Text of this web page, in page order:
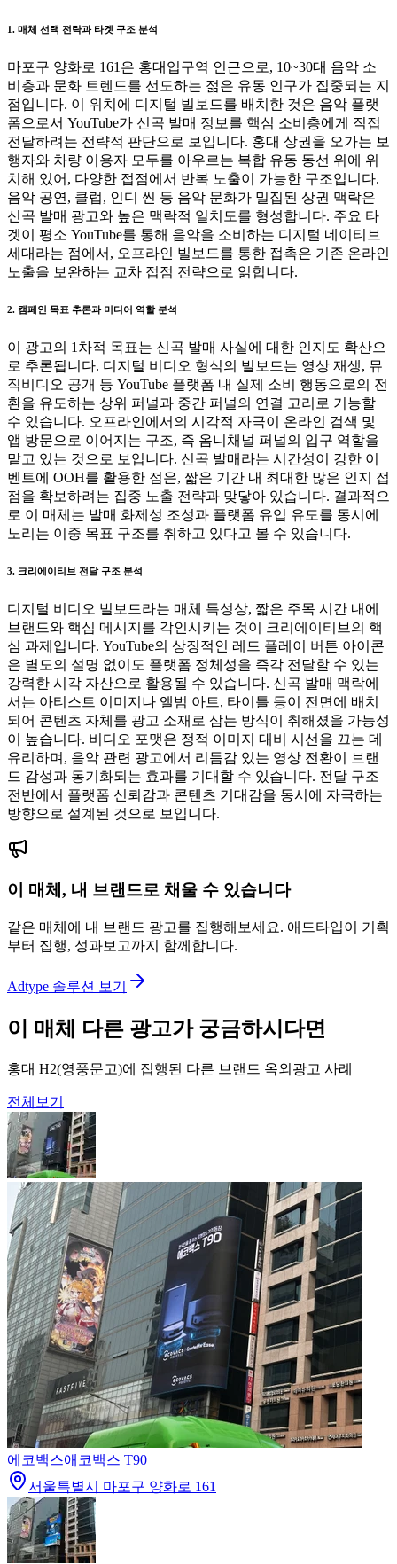
1. 매체 선택 전략과 타겟 구조 분석
마포구 양화로 161은 홍대입구역 인근으로, 10~30대 음악 소
비층과 문화 트렌드를 선도하는 젊은 유동 인구가 집중되는 지
점입니다. 이 위치에 디지털 빌보드를 배치한 것은 음악 플랫
폼으로서 YouTube가 신곡 발매 정보를 핵심 소비층에게 직접
전달하려는 전략적 판단으로 보입니다. 홍대 상권을 오가는 보
행자와 차량 이용자 모두를 아우르는 복합 유동 동선 위에 위
치해 있어, 다양한 접점에서 반복 노출이 가능한 구조입니다.
음악 공연, 클럽, 인디 씬 등 음악 문화가 밀집된 상권 맥락은
신곡 발매 광고와 높은 맥락적 일치도를 형성합니다. 주요 타
겟이 평소 YouTube를 통해 음악을 소비하는 디지털 네이티브
세대라는 점에서, 오프라인 빌보드를 통한 접촉은 기존 온라인
노출을 보완하는 교차 접점 전략으로 읽힙니다.
2. 캠페인 목표 추론과 미디어 역할 분석
이 광고의 1차적 목표는 신곡 발매 사실에 대한 인지도 확산으
로 추론됩니다. 디지털 비디오 형식의 빌보드는 영상 재생, 뮤
직비디오 공개 등 YouTube 플랫폼 내 실제 소비 행동으로의 전
환을 유도하는 상위 퍼널과 중간 퍼널의 연결 고리로 기능할
수 있습니다. 오프라인에서의 시각적 자극이 온라인 검색 및
앱 방문으로 이어지는 구조, 즉 옴니채널 퍼널의 입구 역할을
맡고 있는 것으로 보입니다. 신곡 발매라는 시간성이 강한 이
벤트에 OOH를 활용한 점은, 짧은 기간 내 최대한 많은 인지 접
점을 확보하려는 집중 노출 전략과 맞닿아 있습니다. 결과적으
로 이 매체는 발매 화제성 조성과 플랫폼 유입 유도를 동시에
노리는 이중 목표 구조를 취하고 있다고 볼 수 있습니다.
3. 크리에이티브 전달 구조 분석
디지털 비디오 빌보드라는 매체 특성상, 짧은 주목 시간 내에
브랜드와 핵심 메시지를 각인시키는 것이 크리에이티브의 핵
심 과제입니다. YouTube의 상징적인 레드 플레이 버튼 아이콘
은 별도의 설명 없이도 플랫폼 정체성을 즉각 전달할 수 있는
강력한 시각 자산으로 활용될 수 있습니다. 신곡 발매 맥락에
서는 아티스트 이미지나 앨범 아트, 타이틀 등이 전면에 배치
되어 콘텐츠 자체를 광고 소재로 삼는 방식이 취해졌을 가능성
이 높습니다. 비디오 포맷은 정적 이미지 대비 시선을 끄는 데
유리하며, 음악 관련 광고에서 리듬감 있는 영상 전환이 브랜
드 감성과 동기화되는 효과를 기대할 수 있습니다. 전달 구조
전반에서 플랫폼 신뢰감과 콘텐츠 기대감을 동시에 자극하는
방향으로 설계된 것으로 보입니다.
이 매체, 내 브랜드로 채울 수 있습니다
같은 매체에 내 브랜드 광고를 집행해보세요. 애드타입이 기획
부터 집행, 성과보고까지 함께합니다.
Adtype 솔루션 보기
이 매체 다른 광고가 궁금하시다면
홍대 H2(영풍문고)에 집행된 다른 브랜드 옥외광고 사례
전체보기
에코백스애코백스 T90
서울특별시 마포구 양화로 161